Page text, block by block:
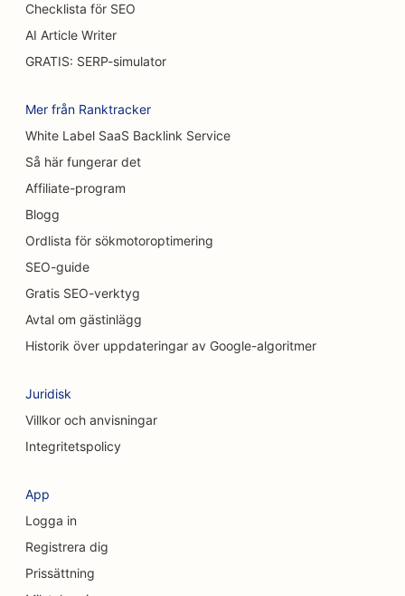
SEO för konditorier
SEO för restauranger med avslappnad mat
SEO för matt- och golvbutiker
SEO för biltvättar
SEO för städtjänster
SEO för kiropraktorer
SEO för kattkaféer
SEO för Chemical Peel-tjänster
SEO för klädbutiker
SEO för kraniofaciala kirurger
SEO för kaféer
SEO för konsultföretag
SEO för delikatessbutiker
Checklista för SEO
AI Article Writer
GRATIS: SERP-simulator
Mer från Ranktracker
White Label SaaS Backlink Service
Så här fungerar det
Affiliate-program
Blogg
Ordlista för sökmotoroptimering
SEO-guide
Gratis SEO-verktyg
Avtal om gästinlägg
Historik över uppdateringar av Google-algoritmer
Juridisk
Villkor och anvisningar
Integritetspolicy
App
Logga in
Registrera dig
Prissättning